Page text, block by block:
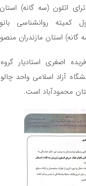
اتلون (سه گانه) استان
کمیته روانشناسی
گانه) استان مازندران
اصغری استادیار
آزاد اسلامی واحد
محمودآباد است.